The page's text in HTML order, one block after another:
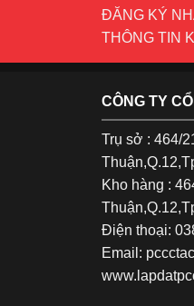
ĐĂNG KÝ
THÔNG TIN
CÔNG TY
Trụ sở : 464/
Kho hàng :
Điện thoại:
Email: